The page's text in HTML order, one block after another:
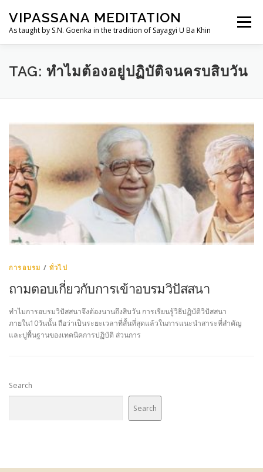
content
VIPASSANA MEDITATION
As taught by S.N. Goenka in the tradition of Sayagyi U Ba Khin
Menu
THAILANDDHAMMA.ORG วิปัสสนากรรมฐาน
ประวัติ ศูนย์ฯ/สถานที่
TH
TAG: ทำไมต้องอยู่ปฏิบัติจนครบสิบวัน
การอบรม /ทั่วไป
ถามตอบเกี่ยวกับการเข้าอบรมวิปัสสนา
ทำไมการอบรมวิปัสสนาจึงต้องนานถึงสิบวัน การเรียนรู้วิธีปฏิบัติวิปัสสนา
ภายใน10วันนั้น ถือว่าเป็นระยะเวลาที่สั้นที่สุดแล้วในการแนะนำสาระที่สำคัญ
และปูพื้นฐานของเทคนิคการปฏิบัติ ส่วนการ
Search
Search